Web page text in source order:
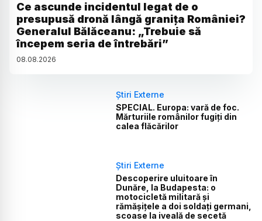
Ce ascunde incidentul legat de o
presupusă dronă lângă granița României?
Generalul Bălăceanu: „Trebuie să
începem seria de întrebări”
08.08.2026
Știri Externe
SPECIAL. Europa: vară de foc.
Mărturiile românilor fugiți din
calea flăcărilor
Știri Externe
Descoperire uluitoare în
Dunăre, la Budapesta: o
motocicletă militară și
rămășițele a doi soldați germani,
scoase la iveală de secetă